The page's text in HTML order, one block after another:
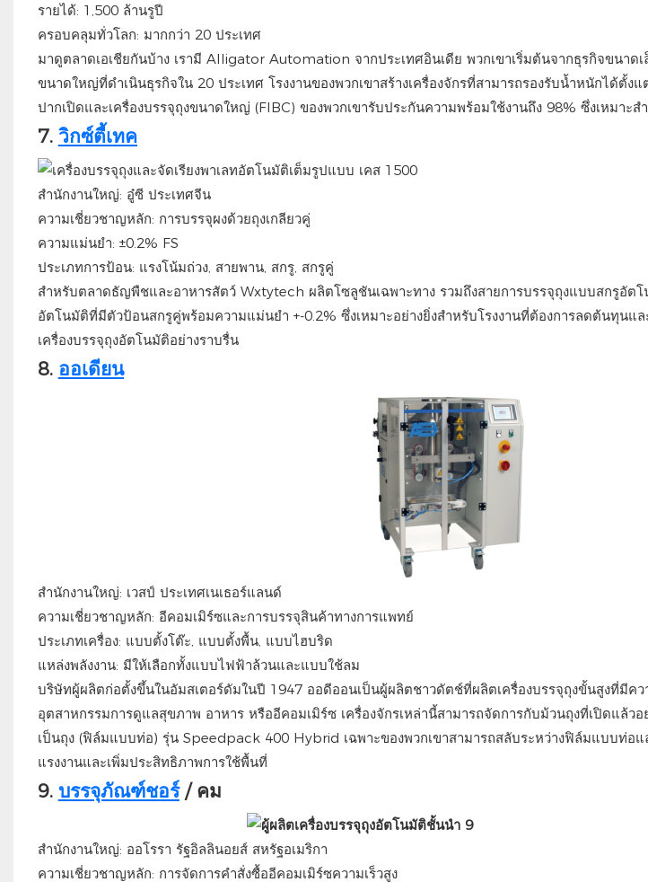
รายได้: 1,500 ล้านรูปี
ครอบคลุมทั่วโลก: มากกว่า 20 ประเทศ
มาดูตลาดเอเชียกันบ้าง เรามี Alligator Automation จากประเทศอินเดีย พวกเขาเริ่มต้นจากธุรกิจขนาด
ขนาดใหญ่ที่ดำเนินธุรกิจใน 20 ประเทศ โรงงานของพวกเขาสร้างเครื่องจักรที่สามารถรองรับน้ำหนักได้ตั้
ปากเปิดและเครื่องบรรจุถุงขนาดใหญ่ (FIBC) ของพวกเขารับประกันความพร้อมใช้งานถึง 98% ซึ่งเหมาะ
7. วิกซ์ตี้เทค
สำนักงานใหญ่: อู๋ซี ประเทศจีน
ความเชี่ยวชาญหลัก: การบรรจุผงด้วยถุงเกลียวคู่
ความแม่นยำ: ±0.2% FS
ประเภทการป้อน: แรงโน้มถ่วง, สายพาน, สกรู, สกรูคู่
สำหรับตลาดธัญพืชและอาหารสัตว์ Wxtytech ผลิตโซลูชันเฉพาะทาง รวมถึงสายการบรรจุถุงแบบสกรูอัตโ
อัตโนมัติที่มีตัวป้อนสกรูคู่พร้อมความแม่นยำ +-0.2% ซึ่งเหมาะอย่างยิ่งสำหรับโรงงานที่ต้องการลดต้นทุนแล
เครื่องบรรจุถุงอัตโนมัติอย่างราบรื่น
8. ออเดียน
สำนักงานใหญ่: เวสป์ ประเทศเนเธอร์แลนด์
ความเชี่ยวชาญหลัก: อีคอมเมิร์ซและการบรรจุสินค้าทางการแพทย์
ประเภทเครื่อง: แบบตั้งโต๊ะ, แบบตั้งพื้น, แบบไฮบริด
แหล่งพลังงาน: มีให้เลือกทั้งแบบไฟฟ้าล้วนและแบบใช้ลม
บริษัทผู้ผลิตก่อตั้งขึ้นในอัมสเตอร์ดัมในปี 1947 ออดีออนเป็นผู้ผลิตชาวดัตช์ที่ผลิตเครื่องบรรจุถุงขั้นสูงที่มีค
อุตสาหกรรมการดูแลสุขภาพ อาหาร หรืออีคอมเมิร์ซ เครื่องจักรเหล่านี้สามารถจัดการกับม้วนถุงที่เปิดแล้ว
เป็นถุง (ฟิล์มแบบท่อ) รุ่น Speedpack 400 Hybrid เฉพาะของพวกเขาสามารถสลับระหว่างฟิล์มแบบท่อ
แรงงานและเพิ่มประสิทธิภาพการใช้พื้นที่
9. บรรจุภัณฑ์ชอร์/ คม
สำนักงานใหญ่: ออโรรา รัฐอิลลินอยส์ สหรัฐอเมริกา
ความเชี่ยวชาญหลัก: การจัดการคำสั่งซื้ออีคอมเมิร์ซความเร็วสูง